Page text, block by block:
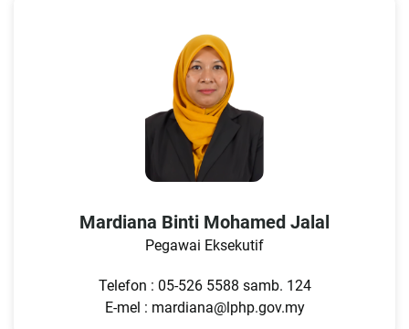
Mardiana Binti Mohamed Jalal
Pegawai Eksekutif
Telefon : 05-526 5588 samb. 124
E-mel : mardiana@lphp.gov.my